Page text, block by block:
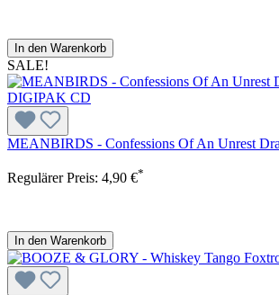
In den Warenkorb
SALE!
MEANBIRDS - Confessions Of An Unrest
Regulärer Preis: 4,90 €*
In den Warenkorb